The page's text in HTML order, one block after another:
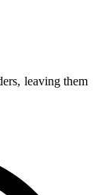
leaving them